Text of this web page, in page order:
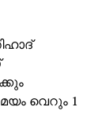
വെറും 1